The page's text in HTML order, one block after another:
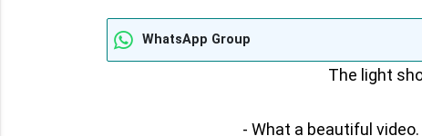
WhatsApp Group
The light
- What a beautiful video.